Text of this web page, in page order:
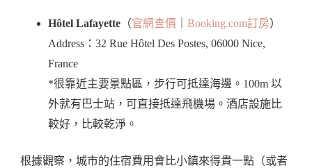
Hôtel Lafayette （官網查價 Booking.com訂房）
Address：32 Rue Hôtel Des Postes, 06000 Nice,
France
*很靠近主要景點區，步行可抵達海邊。100m 以
外就有巴士站，可直接抵達飛機場。酒店設施比
較好，比較乾淨。
根據觀察，城市的住宿費用會比小鎮來得貴一點（或者